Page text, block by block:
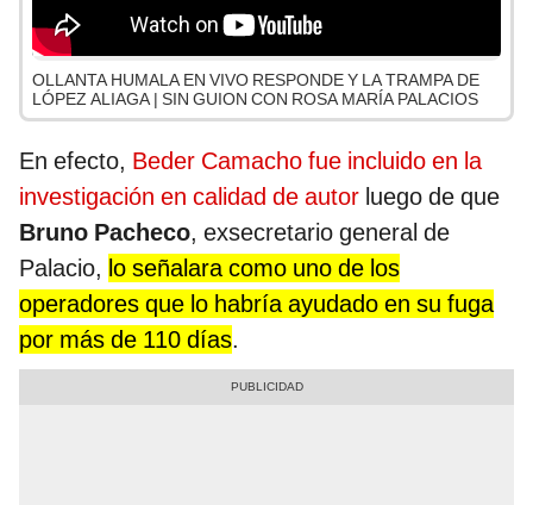
OLLANTA HUMALA EN VIVO RESPONDE Y LA TRAMPA DE
LÓPEZ ALIAGA | SIN GUION CON ROSA MARÍA PALACIOS
En efecto, Beder Camacho fue incluido en la
investigación en calidad de autor luego de que
Bruno Pacheco, exsecretario general de
Palacio, lo señalara como uno de los
operadores que lo habría ayudado en su fuga
por más de 110 días.